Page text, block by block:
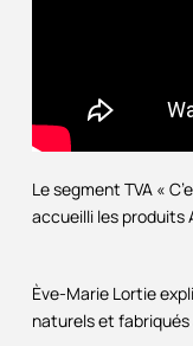
Le segment TVA «
accueilli les produits
Ève-Marie Lortie
naturels et fabriqués